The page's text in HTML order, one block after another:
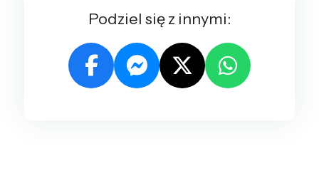
Podziel się z innymi: